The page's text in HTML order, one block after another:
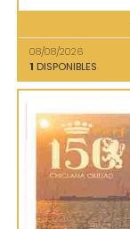
08/08/2026
1 DISPONIBLES